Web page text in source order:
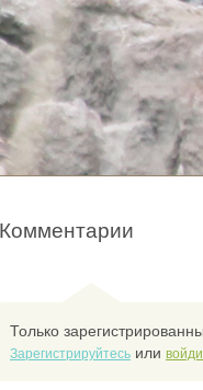
Комментарии
Только
Зарегистрируйтесь или